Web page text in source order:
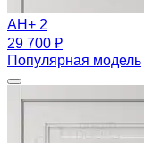
АН+ 2
29 700 ₽
Популярная модель